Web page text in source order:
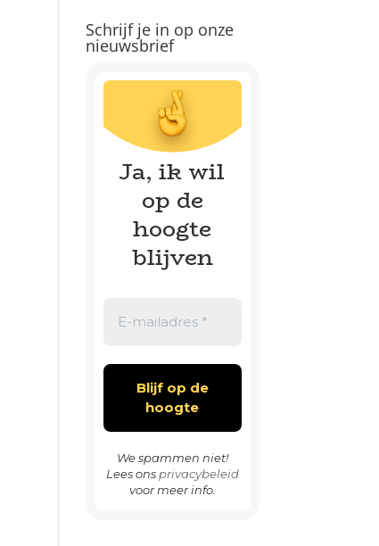
Schrijf je in op onze
nieuwsbrief
Ja, ik wil
op de
hoogte
blijven
We spammen niet!
Lees ons privacybeleid
voor meer info.